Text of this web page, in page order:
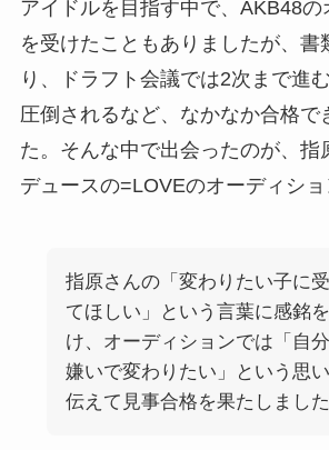
アイドルを目指す中で、AKB48の
を受けたこともありましたが、書
り、ドラフト会議では2次まで進
圧倒されるなど、なかなか合格で
た。そんな中で出会ったのが、指
デュースの=LOVEのオーディショ
指原さんの「変わりたい子に
てほしい」という言葉に感銘
け、オーディションでは「自
嫌いで変わりたい」という思
伝えて見事合格を果たしました